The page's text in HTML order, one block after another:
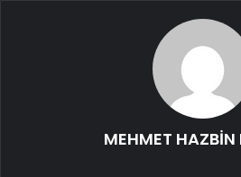
MEHMET HAZBİN